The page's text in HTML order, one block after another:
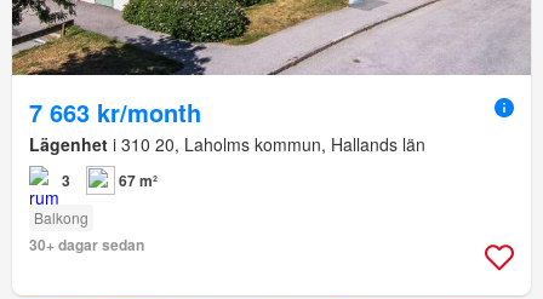
7 663 kr/month
Lägenhet i 310 20, Laholms kommun, Hallands län
3 67 m²
Balkong
30+ dagar sedan